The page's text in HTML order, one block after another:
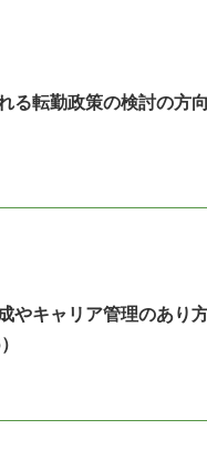
る転勤政策の検討の方
やキャリア管理のあり